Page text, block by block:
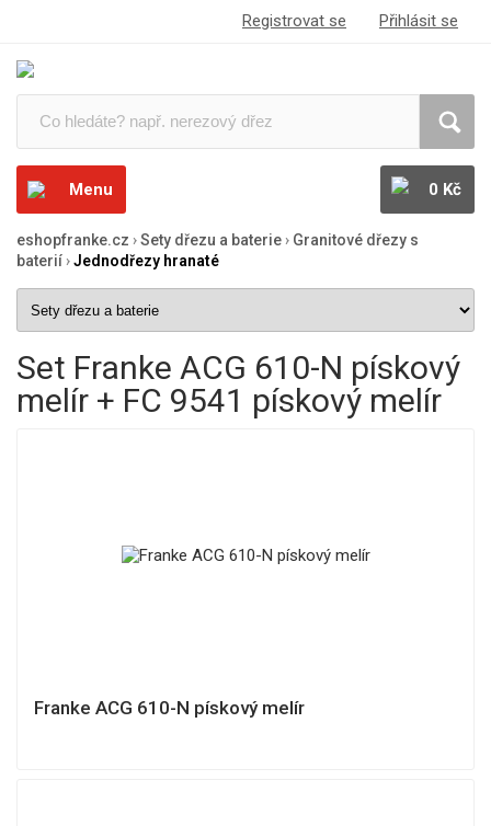
Registrovat se Přihlásit se
Menu 0 Kč
eshopfranke.cz ›Sety dřezu a baterie› Granitové dřezy s
baterií›Jednodřezy hranaté
Set Franke ACG 610-N pískový
melír + FC 9541 pískový melír
Franke ACG 610-N pískový melír